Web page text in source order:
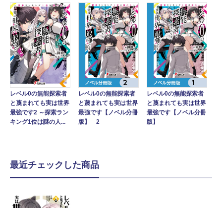
レベル0の無能探索者
と蔑まれても実は世界
最強です2 ～探索ラン
キング1位は謎の人...
レベル0の無能探索者
と蔑まれても実は世界
最強です【ノベル分冊
版】 2
レベル0の無能探索者
と蔑まれても実は世界
最強です【ノベル分冊
版】
最近チェックした商品